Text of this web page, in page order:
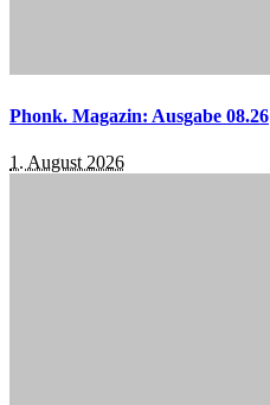
Phonk. Magazin: Ausgabe 08.26
1. August 2026